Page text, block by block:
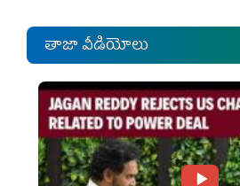
తాజా వీడియోలు